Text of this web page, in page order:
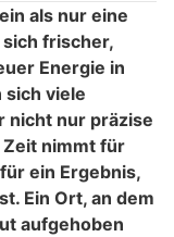
als nur eine
frischer,
Energie in
sich viele
nicht nur präzise
nimmt für
ein Ergebnis,
Ein Ort, an dem
aufgehoben